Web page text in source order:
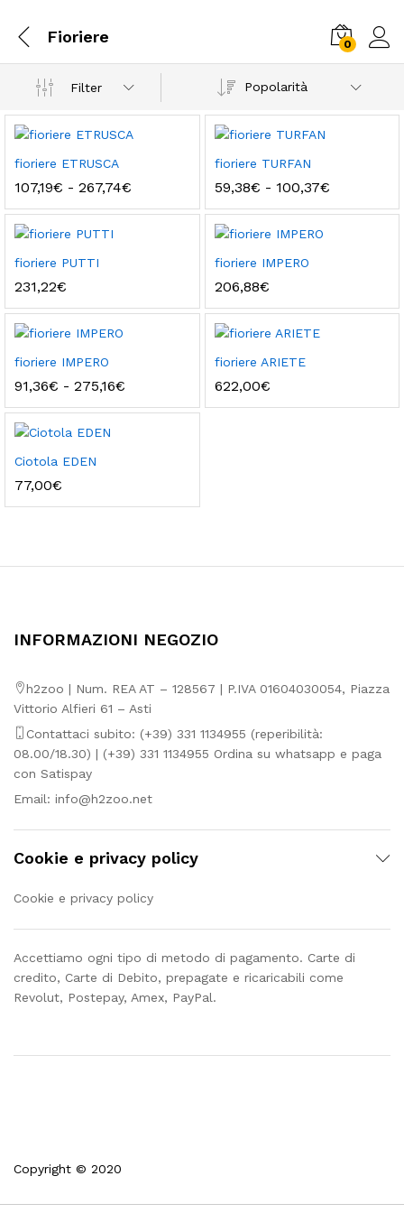
Fioriere 0
Filter Popolarità
fioriere ETRUSCA
107,19€ - 267,74€
prezzo:
fioriere TURFAN
59,38€ - 100,37€Fascia
prezzo:
fioriere PUTTI
231,22€
fioriere IMPERO
206,88€
fioriere IMPERO
91,36€ - 275,16€
prezzo:
fioriere ARIETE
622,00€
Ciotola EDEN
77,00€
INFORMAZIONI NEGOZIO
h2zoo | Num. REA AT – 128567 | P.IVA 01604030054, Piazza
Vittorio Alfieri 61 – Asti
Contattaci subito: (+39) 331 1134955 (reperibilità:
08.00/18.30) | (+39) 331 1134955 Ordina su whatsapp e paga
con Satispay
Email: info@h2zoo.net
Cookie e privacy policy
Cookie e privacy policy
Accettiamo ogni tipo di metodo di pagamento. Carte di
credito, Carte di Debito, prepagate e ricaricabili come
Revolut, Postepay, Amex, PayPal.
Copyright © 2020